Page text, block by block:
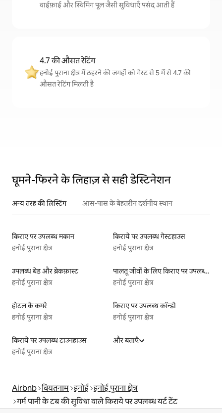
वाईफ़ाई और स्विमिंग पूल जैसी सुविधाएँ पसंद आती हैं
4.7 की औसत रेटिंग
हनोई पुराना क्षेत्र में ठहरने की जगहों को गेस्ट से 5 में से 4.7 की
औसत रेटिंग मिलती है
घूमने-फिरने के लिहाज़ से सही डेस्टिनेशन
अन्य तरह की लिस्टिंग आस-पास के बेहतरीन दर्शनीय स्थान
किराए पर उपलब्ध मकान
हनोई पुराना क्षेत्र
किराये पर उपलब्ध गेस्टहाउस
हनोई पुराना क्षेत्र
उपलब्ध बेड और ब्रेकफ़ास्ट
हनोई पुराना क्षेत्र
पालतू जीवों के लिए किराए पर उपलब्ध लिस्टिंग
हनोई पुराना क्षेत्र
होटल के कमरे
हनोई पुराना क्षेत्र
किराए पर उपलब्ध कॉन्डो
हनोई पुराना क्षेत्र
किराये पर उपलब्ध टाउनहाउस
हनोई पुराना क्षेत्र
और बताएँ
Airbnb वियतनाम हनोई हनोई पुराना क्षेत्र
गर्म पानी के टब की सुविधा वाले किराये पर उपलब्ध यर्ट टेंट